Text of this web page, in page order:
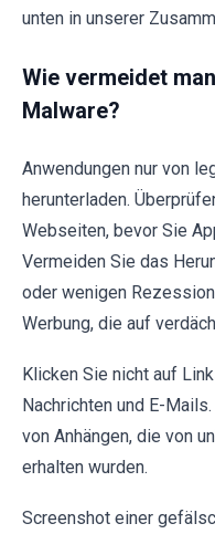
unten in unserer
Wie vermeidet
Malware?
Anwendungen nur von
herunterladen.
Webseiten, bevor Sie
Vermeiden Sie das
oder wenigen
Werbung, die auf
Klicken Sie nicht auf
Nachrichten und E-
von Anhängen, die von
erhalten wurden.
Screenshot einer